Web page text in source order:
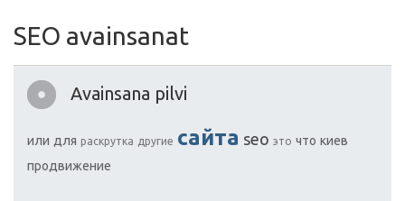
SEO avainsanat
Avainsana pilvi
или для раскрутка другие сайта seo это что киев
продвижение